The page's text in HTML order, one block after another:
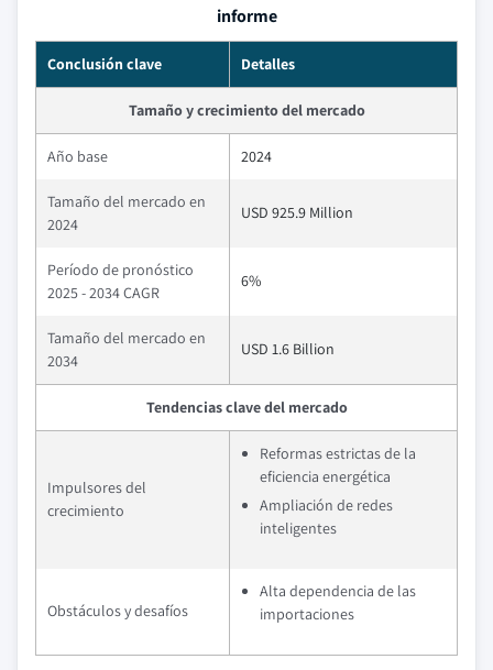
informe
Conclusión clave Detalles
Tamaño y crecimiento del mercado
Año base 2024
Tamaño del mercado en
2024
USD 925.9 Million
Período de pronóstico
2025 - 2034 CAGR
6%
Tamaño del mercado en
2034
USD 1.6 Billion
Tendencias clave del mercado
Impulsores del
crecimiento
Reformas estrictas de la
eficiencia energética
Ampliación de redes
inteligentes
Obstáculos y desafíos
Alta dependencia de las
importaciones